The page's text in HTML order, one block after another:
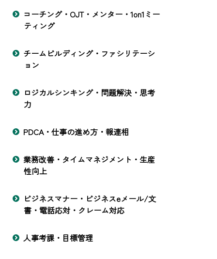
コーチング・OJT・メンター・1on1ミー
ティング
チームビルディング・ファシリテーシ
ョン
ロジカルシンキング・問題解決・思考
力
PDCA・仕事の進め方・報連相
業務改善・タイムマネジメント・生産
性向上
ビジネスマナー・ビジネスeメール/文
書・電話応対・クレーム対応
人事考課・目標管理